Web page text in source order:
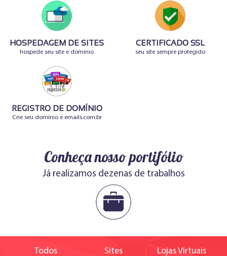
HOSPEDAGEM DE SITES
hospede seu site e domínio
CERTIFICADO SSL
seu site sempre protegido
REGISTRO DE DOMÍNIO
Crie seu domínio e emails.com.br
Conheça nosso portifólio
Já realizamos dezenas de trabalhos